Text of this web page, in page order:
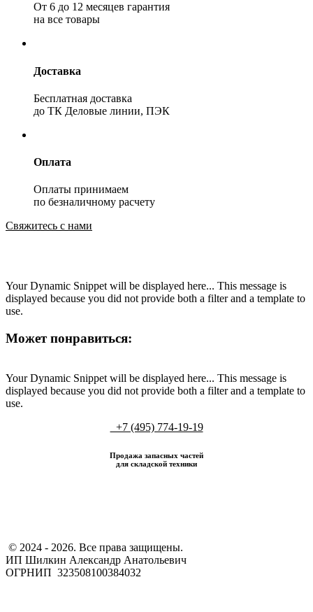
От 6 до 12 месяцев гарантия
на все товары
Доставка
Бесплатная доставка
до ТК Деловые линии, ПЭК
Оплата
Оплаты принимаем
по безналичному расчету
Свяжитесь с нами
Your Dynamic Snippet will be displayed here... This message is
displayed because you did not provide both a filter and a template to
use.
Может понравиться:
Your Dynamic Snippet will be displayed here... This message is
displayed because you did not provide both a filter and a template to
use.
+7 (495) 774-19-19
Продажа запасных частей
для складской техники
​ © 2024 - 2026. Все права защищены.
ИП Шилкин Александр Анатольевич
ОГРНИП 323508100384032